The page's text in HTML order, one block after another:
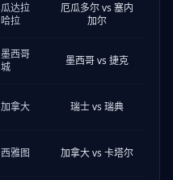
瓜达拉
哈拉
厄瓜多尔 vs 塞内
加尔
墨西哥
城
墨西哥 vs 捷克
加拿大 瑞士 vs 瑞典
西雅图 加拿大 vs 卡塔尔